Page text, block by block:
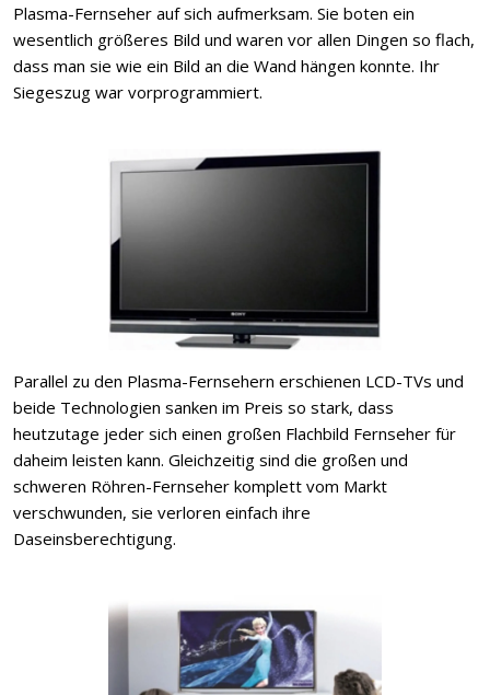
Plasma-Fernseher auf sich aufmerksam. Sie boten ein
wesentlich größeres Bild und waren vor allen Dingen so flach,
dass man sie wie ein Bild an die Wand hängen konnte. Ihr
Siegeszug war vorprogrammiert.
Parallel zu den Plasma-Fernsehern erschienen LCD-TVs und
beide Technologien sanken im Preis so stark, dass
heutzutage jeder sich einen großen Flachbild Fernseher für
daheim leisten kann. Gleichzeitig sind die großen und
schweren Röhren-Fernseher komplett vom Markt
verschwunden, sie verloren einfach ihre
Daseinsberechtigung.